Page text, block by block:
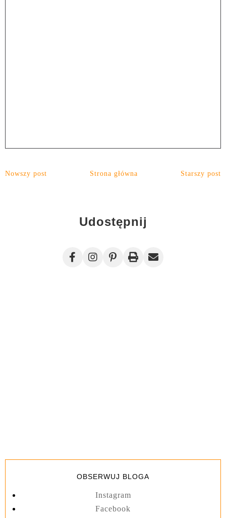
Nowszy post Starszy post
Strona główna
Udostępnij
OBSERWUJ BLOGA
Instagram
Facebook